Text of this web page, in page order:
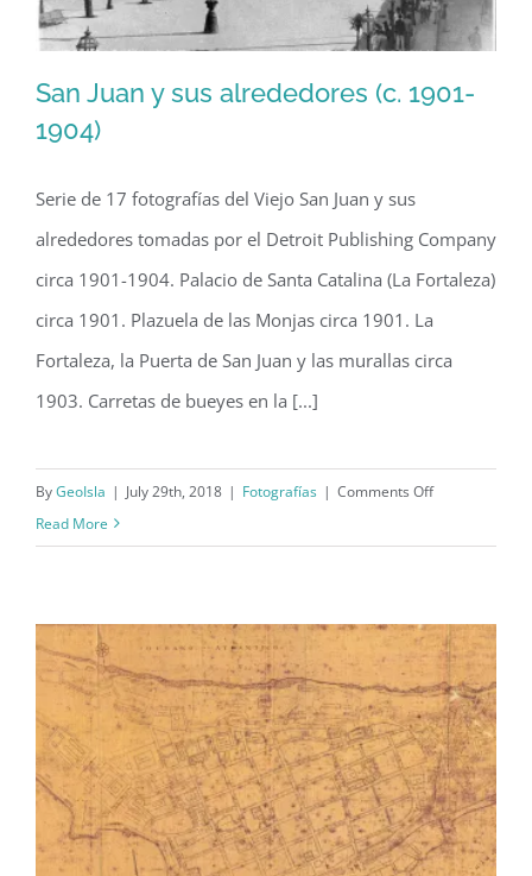
San Juan y sus alrededores (c. 1901-
1904)
San Juan y sus alrededores (c. 1901-
1904)
Serie de 17 fotografías del Viejo San Juan y sus
alrededores tomadas por el Detroit Publishing Company
circa 1901-1904. Palacio de Santa Catalina (La Fortaleza)
circa 1901. Plazuela de las Monjas circa 1901. La
Fortaleza, la Puerta de San Juan y las murallas circa
1903. Carretas de bueyes en la [...]
ByGeoIsla | July 29th, 2018 | Fotografías | Comments Offon
alrededores
(c.
1901-
1904)
Read More